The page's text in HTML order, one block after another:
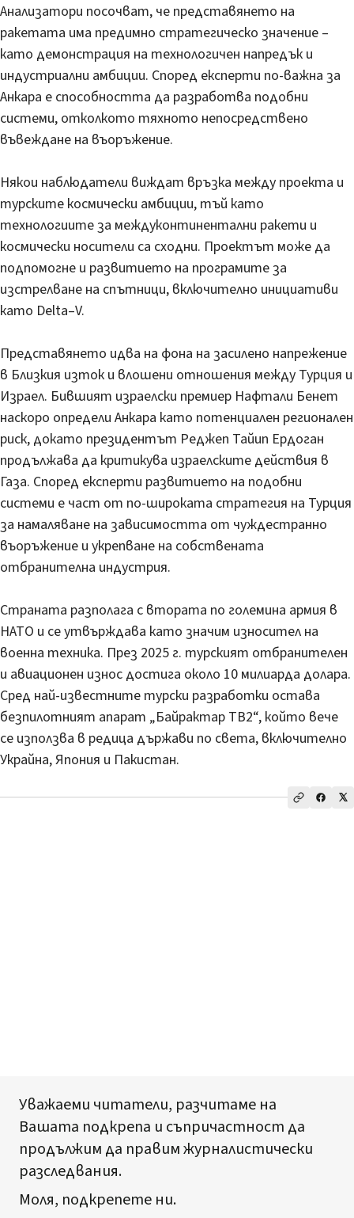
Анализатори посочват, че представянето на
ракетата има предимно стратегическо значение –
като демонстрация на технологичен напредък и
индустриални амбиции. Според експерти по-важна за
Анкара е способността да разработва подобни
системи, отколкото тяхното непосредствено
въвеждане на въоръжение.
Някои наблюдатели виждат връзка между проекта и
турските космически амбиции, тъй като
технологиите за междуконтинентални ракети и
космически носители са сходни. Проектът може да
подпомогне и развитието на програмите за
изстрелване на спътници, включително инициативи
като Delta–V.
Представянето идва на фона на засилено напрежение
в Близкия изток и влошени отношения между Турция и
Израел. Бившият израелски премиер Нафтали Бенет
наскоро определи Анкара като потенциален регионален
риск, докато президентът Реджеп Тайип Ердоган
продължава да критикува израелските действия в
Газа. Според експерти развитието на подобни
системи е част от по-широката стратегия на Турция
за намаляване на зависимостта от чуждестранно
въоръжение и укрепване на собствената
отбранителна индустрия.
Страната разполага с втората по големина армия в
НАТО и се утвърждава като значим износител на
военна техника. През 2025 г. турският отбранителен
и авиационен износ достига около 10 милиарда долара.
Сред най-известните турски разработки остава
безпилотният апарат „Байрактар TB2“, който вече
се използва в редица държави по света, включително
Украйна, Япония и Пакистан.
Уважаеми читатели, разчитаме на
Вашата подкрепа и съпричастност да
продължим да правим журналистически
разследвания.
Моля, подкрепете ни.